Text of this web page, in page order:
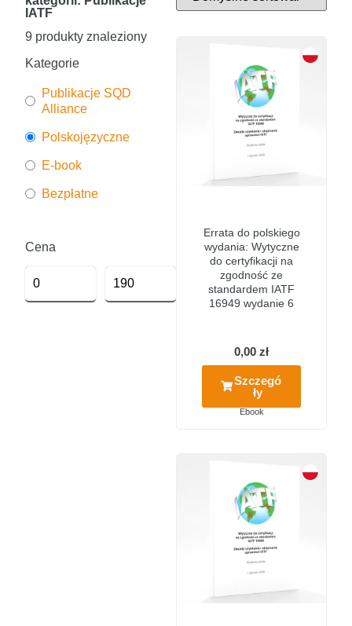
IATF
9 produkty znaleziony
Kategorie
Publikacje SQD
Alliance
Polskojęzyczne
E-book
Bezpłatne
Cena
Errata do polskiego
wydania: Wytyczne
do certyfikacji na
zgodność ze
standardem IATF
16949 wydanie 6
0,00 zł
Szczegó
ły
Ebook